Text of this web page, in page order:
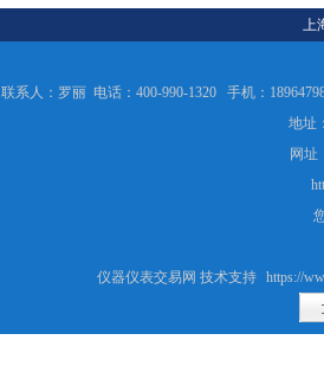
上
联系人：罗丽 电话：400-990-1320 手机：
地址
网址
仪器仪表交易网 技术支持 https://